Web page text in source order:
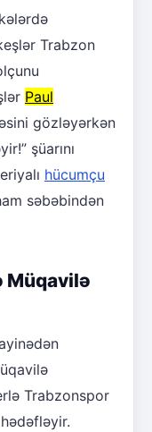
Trabzon
Paul
gözləyərkən
şüarını
hücumçu
səbəbindən
Müqavilə
Trabzonspor